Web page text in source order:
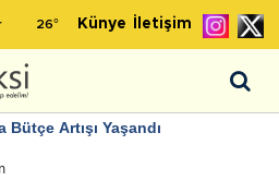
26° Künye İletişim
Bütçe Artışı Yaşandı